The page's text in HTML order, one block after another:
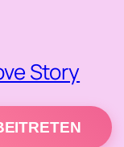
Story